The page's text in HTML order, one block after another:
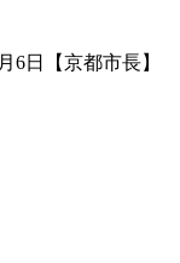
6日【京都市長】